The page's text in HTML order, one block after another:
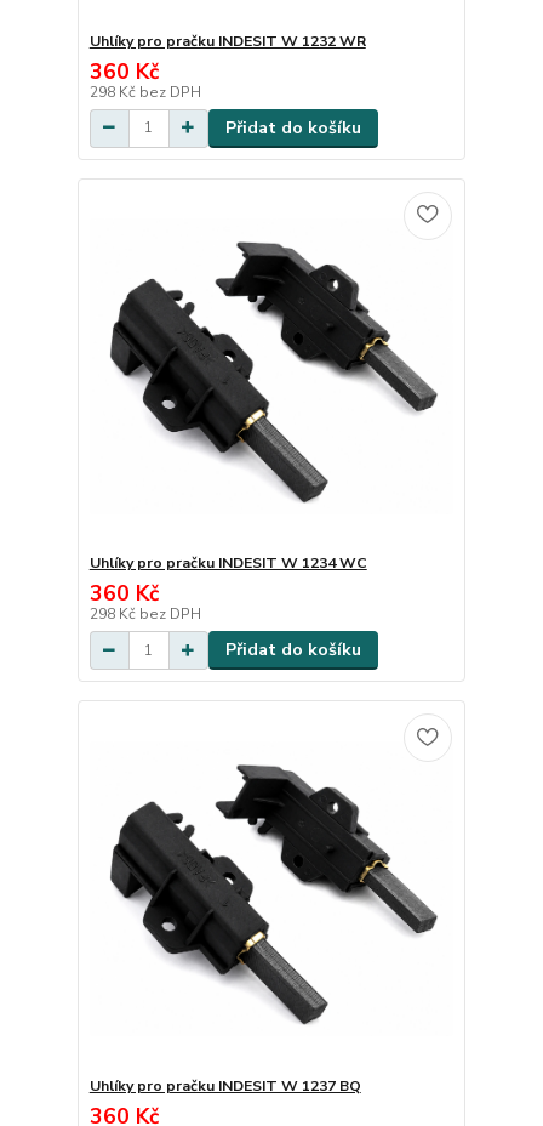
Uhlíky pro pračku INDESIT W 1232 WR
360 Kč
298 Kč bez DPH
Přidat do košíku
Uhlíky pro pračku INDESIT W 1234 WC
360 Kč
298 Kč bez DPH
Přidat do košíku
Uhlíky pro pračku INDESIT W 1237 BQ
360 Kč